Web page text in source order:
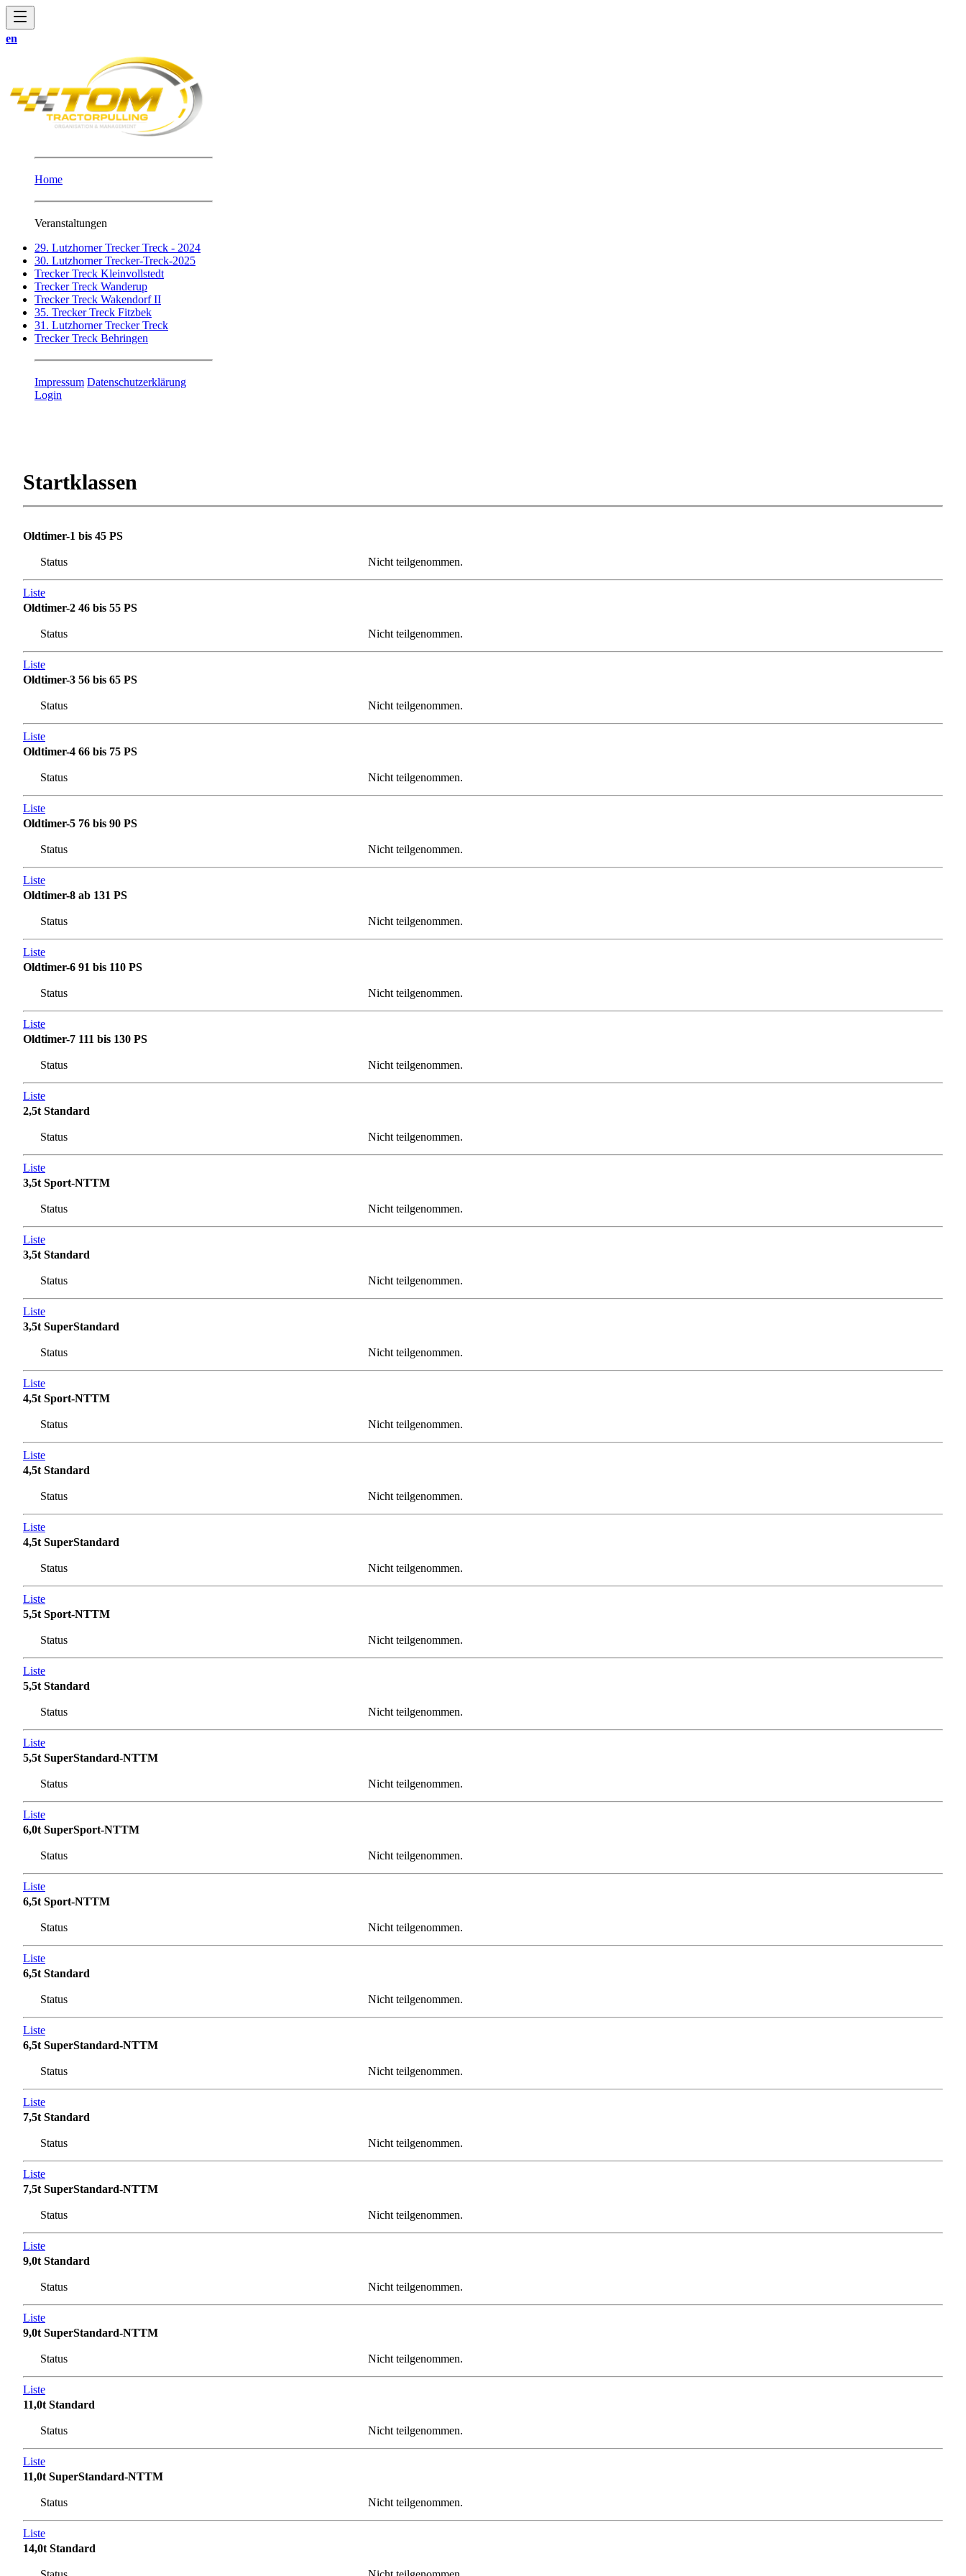
en
Home
Veranstaltungen
29. Lutzhorner Trecker Treck - 2024
30. Lutzhorner Trecker-Treck-2025
Trecker Treck Kleinvollstedt
Trecker Treck Wanderup
Trecker Treck Wakendorf II
35. Trecker Treck Fitzbek
31. Lutzhorner Trecker Treck
Trecker Treck Behringen
Impressum Datenschutzerklärung
Login
Startklassen
Oldtimer-1 bis 45 PS
Status Nicht teilgenommen.
Liste
Oldtimer-2 46 bis 55 PS
Status Nicht teilgenommen.
Liste
Oldtimer-3 56 bis 65 PS
Status Nicht teilgenommen.
Liste
Oldtimer-4 66 bis 75 PS
Status Nicht teilgenommen.
Liste
Oldtimer-5 76 bis 90 PS
Status Nicht teilgenommen.
Liste
Oldtimer-8 ab 131 PS
Status Nicht teilgenommen.
Liste
Oldtimer-6 91 bis 110 PS
Status Nicht teilgenommen.
Liste
Oldtimer-7 111 bis 130 PS
Status Nicht teilgenommen.
Liste
2,5t Standard
Status Nicht teilgenommen.
Liste
3,5t Sport-NTTM
Status Nicht teilgenommen.
Liste
3,5t Standard
Status Nicht teilgenommen.
Liste
3,5t SuperStandard
Status Nicht teilgenommen.
Liste
4,5t Sport-NTTM
Status Nicht teilgenommen.
Liste
4,5t Standard
Status Nicht teilgenommen.
Liste
4,5t SuperStandard
Status Nicht teilgenommen.
Liste
5,5t Sport-NTTM
Status Nicht teilgenommen.
Liste
5,5t Standard
Status Nicht teilgenommen.
Liste
5,5t SuperStandard-NTTM
Status Nicht teilgenommen.
Liste
6,0t SuperSport-NTTM
Status Nicht teilgenommen.
Liste
6,5t Sport-NTTM
Status Nicht teilgenommen.
Liste
6,5t Standard
Status Nicht teilgenommen.
Liste
6,5t SuperStandard-NTTM
Status Nicht teilgenommen.
Liste
7,5t Standard
Status Nicht teilgenommen.
Liste
7,5t SuperStandard-NTTM
Status Nicht teilgenommen.
Liste
9,0t Standard
Status Nicht teilgenommen.
Liste
9,0t SuperStandard-NTTM
Status Nicht teilgenommen.
Liste
11,0t Standard
Status Nicht teilgenommen.
Liste
11,0t SuperStandard-NTTM
Status Nicht teilgenommen.
Liste
14,0t Standard